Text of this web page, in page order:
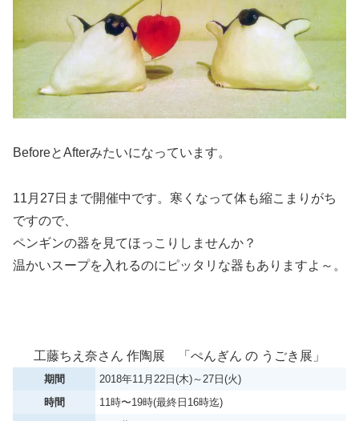
BeforeとAfterみたいになっています。
11月27日まで開催中です。寒くなって体も縮こまりがち
ですので、
ペンギンの器を見てほっこりしませんか？
温かいスープを入れるのにピッタリな器もありますよ～。
工藤ちえ奈さん 作陶展 「ぺんぎん の うごき展」
期間
2018年11月22日(木)～27日(火)
時間
11時〜19時(最終日16時迄)